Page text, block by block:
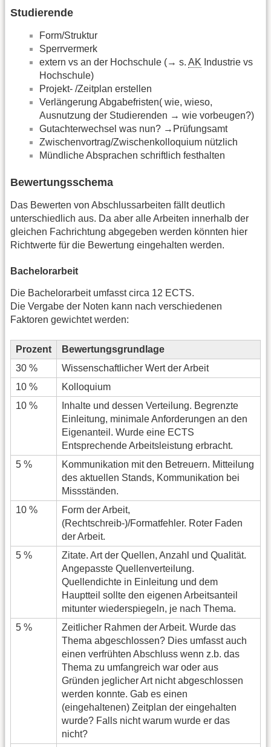
Studierende
Form/Struktur
Sperrvermerk
extern vs an der Hochschule (→ s. AK Industrie vs
Hochschule)
Projekt- /Zeitplan erstellen
Verlängerung Abgabefristen( wie, wieso,
Ausnutzung der Studierenden → wie vorbeugen?)
Gutachterwechsel was nun? →Prüfungsamt
Zwischenvortrag/Zwischenkolloquium nützlich
Mündliche Absprachen schriftlich festhalten
Bewertungsschema
Das Bewerten von Abschlussarbeiten fällt deutlich
unterschiedlich aus. Da aber alle Arbeiten innerhalb der
gleichen Fachrichtung abgegeben werden könnten hier
Richtwerte für die Bewertung eingehalten werden.
Bachelorarbeit
Die Bachelorarbeit umfasst circa 12 ECTS.
Die Vergabe der Noten kann nach verschiedenen
Faktoren gewichtet werden:
Prozent
Bewertungsgrundlage
30 %
Wissenschaftlicher Wert der Arbeit
10 %
Kolloquium
10 %
Inhalte und dessen Verteilung. Begrenzte
Einleitung, minimale Anforderungen an den
Eigenanteil. Wurde eine ECTS
Entsprechende Arbeitsleistung erbracht.
5 %
Kommunikation mit den Betreuern. Mitteilung
des aktuellen Stands, Kommunikation bei
Missständen.
10 %
Form der Arbeit,
(Rechtschreib-)/Formatfehler. Roter Faden
der Arbeit.
5 %
Zitate. Art der Quellen, Anzahl und Qualität.
Angepasste Quellenverteilung.
Quellendichte in Einleitung und dem
Hauptteil sollte den eigenen Arbeitsanteil
mitunter wiederspiegeln, je nach Thema.
5 %
Zeitlicher Rahmen der Arbeit. Wurde das
Thema abgeschlossen? Dies umfasst auch
einen verfrühten Abschluss wenn z.b. das
Thema zu umfangreich war oder aus
Gründen jeglicher Art nicht abgeschlossen
werden konnte. Gab es einen
(eingehaltenen) Zeitplan der eingehalten
wurde? Falls nicht warum wurde er das
nicht?